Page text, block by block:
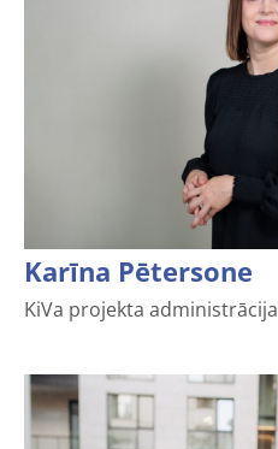
Karīna Pētersone
KiVa projekta administrācija